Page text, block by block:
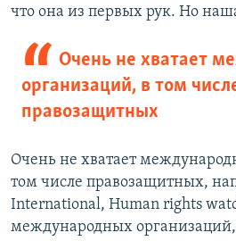
что она из первых рук. Но
Очень не хватает
организаций, в том
правозащитных
Очень не хватает
том числе правозащитных,
International, Human rights
международных